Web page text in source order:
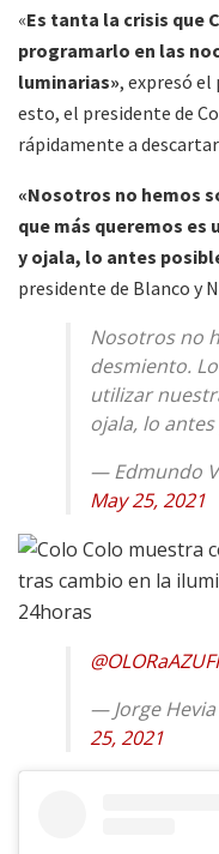
«Es tanta la crisis que
programarlo en las
luminarias», expresó el
esto, el presidente de
rápidamente a
«Nosotros no hemos
que más queremos
y ojala, lo antes
presidente de Blanco y
Nosotros no
desmiento.
utilizar
ojala, lo
— Edmundo
May 25, 2021
— Jorge
25, 2021